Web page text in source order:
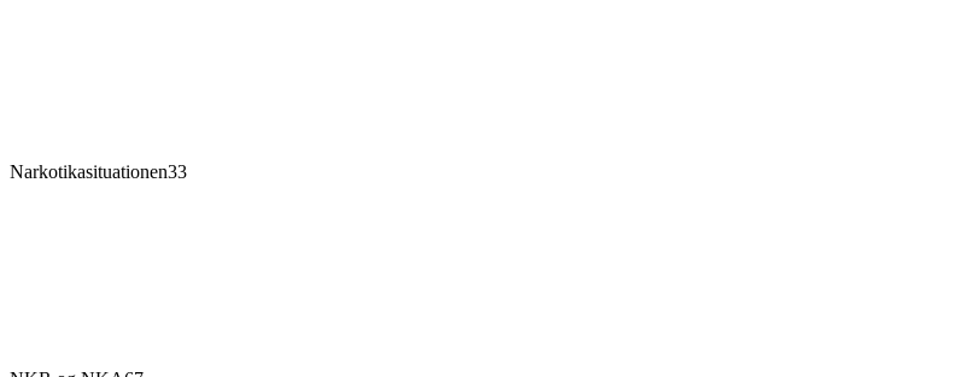
Narkotikasituationen33